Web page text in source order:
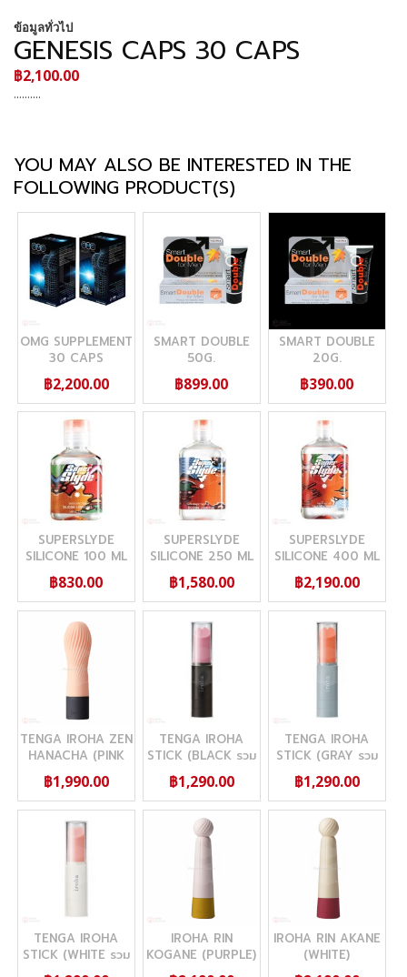
ข้อมูลทั่วไป
GENESIS CAPS 30 CAPS
฿2,100.00
..........
YOU MAY ALSO BE INTERESTED IN THE
FOLLOWING PRODUCT(S)
OMG SUPPLEMENT
30 CAPS
฿2,200.00
SMART DOUBLE
50G.
฿899.00
SMART DOUBLE
20G.
฿390.00
SUPERSLYDE
SILICONE 100 ML
(เจลหล่อลื่นสูตรซิลิ
โคน)
฿830.00
SUPERSLYDE
SILICONE 250 ML
(เจลหล่อลื่นสูตรซิลิ
โคน)
฿1,580.00
SUPERSLYDE
SILICONE 400 ML
(เจลหล่อลื่นสูตรซิลิ
โคน)
฿2,190.00
TENGA IROHA ZEN
HANACHA (PINK
รวม ถ่าน AAA 2
ก้อน)
฿1,990.00
TENGA IROHA
STICK (BLACK รวม
ถ่าน AAA 1 ก้อน)
฿1,290.00
TENGA IROHA
STICK (GRAY รวม
ถ่าน AAA 1 ก้อน)
฿1,290.00
TENGA IROHA
STICK (WHITE รวม
ถ่าน AAA 1 ก้อน)
IROHA RIN
KOGANE (PURPLE)
IROHA RIN AKANE
(WHITE)